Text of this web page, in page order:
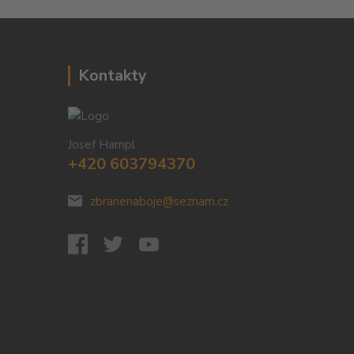
Kontakty
Josef Hampl
+420 603794370
zbranenaboje@seznam.cz